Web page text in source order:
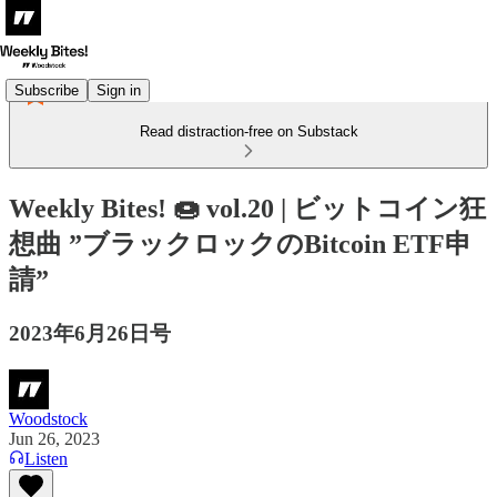
Subscribe Sign in
Read distraction-free on Substack
Weekly Bites! 🍩 vol.20 | ビットコイン狂
想曲 ”ブラックロックのBitcoin ETF申
請”
2023年6月26日号
Woodstock
Jun 26, 2023
Listen